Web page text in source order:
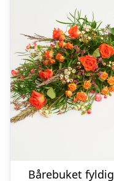
Bårebuket fyldig